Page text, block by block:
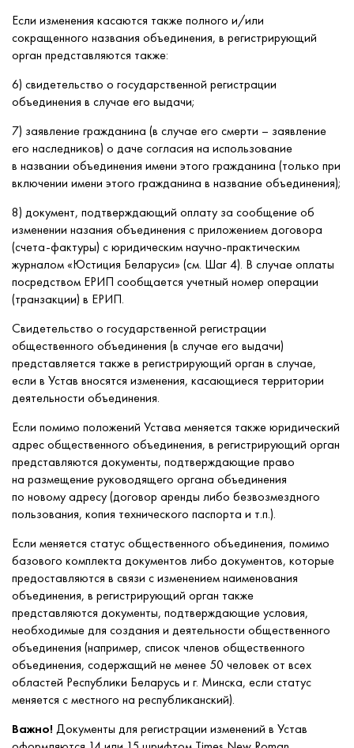
Если изменения касаются также полного и/или
сокращенного названия объединения, в регистрирующий
орган представляются также:
6) свидетельство о государственной регистрации
объединения в случае его выдачи;
7) заявление гражданина (в случае его смерти – заявление
его наследников) о даче согласия на использование
в названии объединения имени этого гражданина (только при
включении имени этого гражданина в название объединения);
8) документ, подтверждающий оплату за сообщение об
изменении назания объединения с приложением договора
(счета-фактуры) с юридическим научно-практическим
журналом «Юстиция Беларуси» (см. Шаг 4). В случае оплаты
посредством ЕРИП сообщается учетный номер операции
(транзакции) в ЕРИП.
Свидетельство о государственной регистрации
общественного объединения (в случае его выдачи)
представляется также в регистрирующий орган в случае,
если в Устав вносятся изменения, касающиеся территории
деятельности объединения.
Если помимо положений Устава меняется также юридический
адрес общественного объединения, в регистрирующий орган
представляются документы, подтверждающие право
на размещение руководящего органа объединения
по новому адресу (договор аренды либо безвозмездного
пользования, копия технического паспорта и т.п.).
Если меняется статус общественного объединения, помимо
базового комплекта документов либо документов, которые
предоставляются в связи с изменением наименования
объединения, в регистрирующий орган также
представляются документы, подтверждающие условия,
необходимые для создания и деятельности общественного
объединения (например, список членов общественного
объединения, содержащий не менее 50 человек от всех
областей Республики Беларусь и г. Минска, если статус
меняется с местного на республиканский).
Важно! Документы для регистрации изменений в Устав